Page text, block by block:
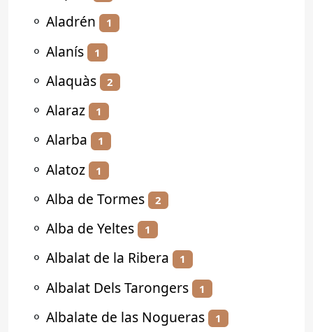
⚬ Aladrén 1
⚬ Alanís 1
⚬ Alaquàs 2
⚬ Alaraz 1
⚬ Alarba 1
⚬ Alatoz 1
⚬ Alba de Tormes 2
⚬ Alba de Yeltes 1
⚬ Albalat de la Ribera 1
⚬ Albalat Dels Tarongers 1
⚬ Albalate de las Nogueras 1